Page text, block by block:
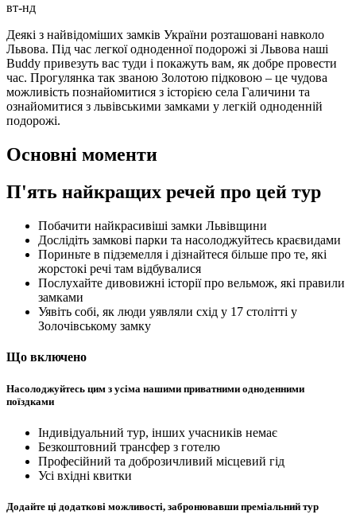
вт-нд
Деякі з найвідоміших замків України розташовані навколо
Львова. Під час легкої одноденної подорожі зі Львова наші
Buddy привезуть вас туди і покажуть вам, як добре провести
час. Прогулянка так званою Золотою підковою – це чудова
можливість познайомитися з історією села Галичини та
ознайомитися з львівськими замками у легкій одноденній
подорожі.
Основні моменти
П'ять найкращих речей про цей тур
Побачити найкрасивіші замки Львівщини
Дослідіть замкові парки та насолоджуйтесь краєвидами
Пориньте в підземелля і дізнайтеся більше про те, які
жорстокі речі там відбувалися
Послухайте дивовижні історії про вельмож, які правили
замками
Уявіть собі, як люди уявляли схід у 17 столітті у
Золочівському замку
Що включено
Насолоджуйтесь цим з усіма нашими приватними одноденними
поїздками
Індивідуальний тур, інших учасників немає
Безкоштовний трансфер з готелю
Професійний та доброзичливий місцевий гід
Усі вхідні квитки
Додайте ці додаткові можливості, забронювавши преміальний тур